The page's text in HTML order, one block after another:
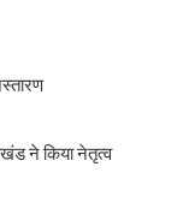
ने किया नेतृत्व